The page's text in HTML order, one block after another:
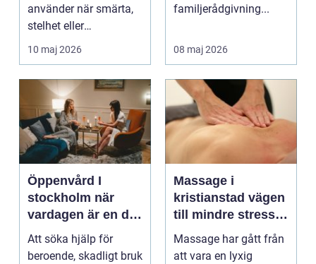
använder när smärta,
stelhet eller
återkommande värk
börjar...
10 maj 2026
familjerådgivning...
08 maj 2026
Öppenvård I
stockholm när
vardagen är en del
av behandlingen
Att söka hjälp för
beroende, skadligt bruk
Massage i
kristianstad vägen
till mindre stress
och mer energi i
vardagen
Massage har gått från
att vara en lyxig